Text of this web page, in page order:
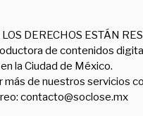
LOS DERECHOS ESTÁN
de contenidos
en la Ciudad de México.
más de nuestros servicios
contacto@soclose.mx